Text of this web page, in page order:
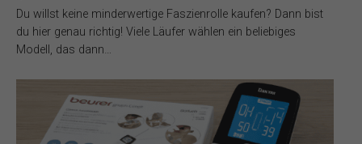
Du willst keine minderwertige Faszienrolle kaufen? Dann bist
du hier genau richtig! Viele Läufer wählen ein beliebiges
Modell, das dann…